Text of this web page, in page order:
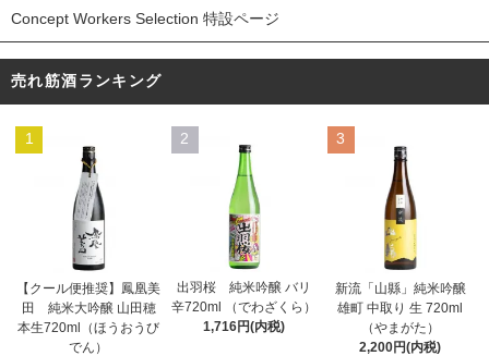
Concept Workers Selection 特設ページ
売れ筋酒ランキング
1
【クール便推奨】鳳凰美
田 純米大吟醸 山田穂
本生720ml（ほうおうび
でん）
2
出羽桜 純米吟醸 バリ
辛720ml （でわざくら）
1,716円(内税)
3
新流「山縣」純米吟醸
雄町 中取り 生 720ml
（やまがた）
2,200円(内税)